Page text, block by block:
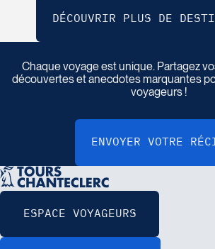
Pa rtagez votre récit de voy
Chaque voyage est unique. Partagez
découvertes et anecdotes marquantes
voyageurs !